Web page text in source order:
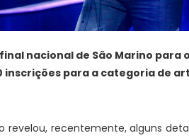
nacional de São Marino para
inscrições para a categoria de
revelou, recentemente, alguns